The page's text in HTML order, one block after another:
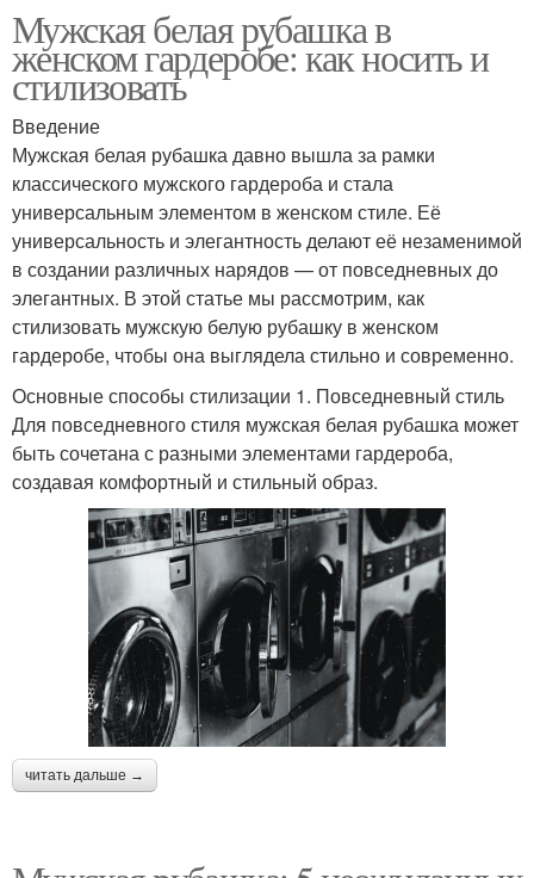
Мужская белая рубашка в
женском гардеробе: как носить и
стилизовать
Введение
Мужская белая рубашка давно вышла за рамки
классического мужского гардероба и стала
универсальным элементом в женском стиле. Её
универсальность и элегантность делают её незаменимой
в создании различных нарядов — от повседневных до
элегантных. В этой статье мы рассмотрим, как
стилизовать мужскую белую рубашку в женском
гардеробе, чтобы она выглядела стильно и современно.
Основные способы стилизации 1. Повседневный стиль
Для повседневного стиля мужская белая рубашка может
быть сочетана с разными элементами гардероба,
создавая комфортный и стильный образ.
читать дальше →